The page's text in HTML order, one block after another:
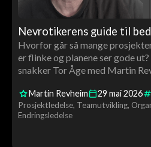
Nevrotikerens guide til
Hvorfor går så mange
er flinke og planene ser gode
snakker Tor Åge med Martin
prosjektledelse handler minst
som om systemer.
Martin Revheim 29 mai2026
Prosjektledelse Teamutvikling
Endringsledelse